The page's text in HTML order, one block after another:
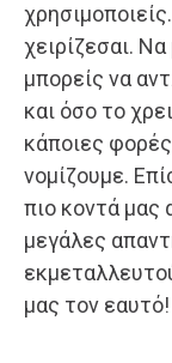
χειρίζεσαι. Να
μπορείς να
και όσο το
κάποιες
νομίζουμε.
πιο κοντά μας
μεγάλες
μας τον εαυτό!